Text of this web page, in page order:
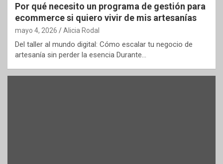
Por qué necesito un programa de gestión para
ecommerce si quiero vivir de mis artesanías
mayo 4, 2026 Alicia Rodal
Del taller al mundo digital: Cómo escalar tu negocio de
artesanía sin perder la esencia Durante…